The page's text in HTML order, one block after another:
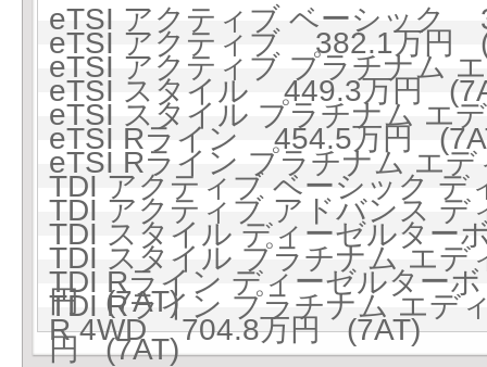
eTSI アクティブ ベーシック
eTSI アクティブ 382.1万円
eTSI アクティブ プラチナム
eTSI スタイル 449.3万円
eTSI スタイル プラチナム
eTSI Rライン 454.5万円
eTSI Rライン プラチナム エ
TDI アクティブ ベーシック
TDI アクティブ アドバンス
TDI スタイル ディーゼルタ
TDI スタイル プラチナム エ
円 (7AT)
TDI Rライン ディーゼルター
TDI Rライン プラチナム エ
円 (7AT)
R 4WD 704.8万円 (7AT)